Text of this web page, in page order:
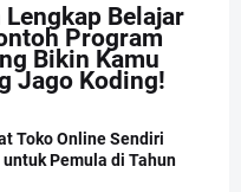
Lengkap Belajar
Program
Bikin Kamu
Jago Koding!
Toko Online Sendiri
Pemula di Tahun